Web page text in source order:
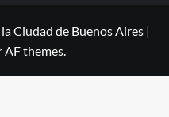
Ciudad de Buenos Aires |
AF themes.